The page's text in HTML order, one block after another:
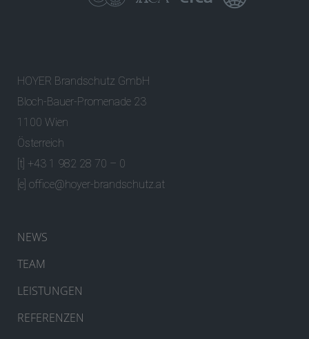
HOYER Brandschutz GmbH
Bloch-Bauer-Promenade 23
1100 Wien
Österreich
[t] +43 1 982 28 70 – 0
[e] office@hoyer-brandschutz.at
NEWS
TEAM
LEISTUNGEN
REFERENZEN